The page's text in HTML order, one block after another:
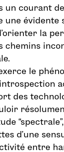
un courant
une évidente
la
chemins
le
des
d’une
entre